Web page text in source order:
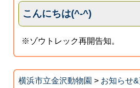
こんにちは(^-^)
※ゾウトレック再開告知。
横浜市立金沢動物園 > お知らせ